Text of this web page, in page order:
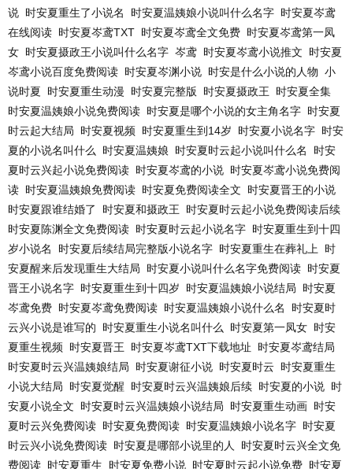
说 时安夏重生了小说名 时安夏温姨娘小说叫什么名字 时安夏岑鸢
在线阅读 时安夏岑鸢TXT 时安夏岑鸢全文免费 时安夏岑鸢第一凤
女 时安夏摄政王小说叫什么名字 岑鸢 时安夏岑鸢小说推文
时安夏
岑鸢小说百度免费阅读 时安夏岑渊小说 时安是什么小说的人物 小
说时夏
时安夏重生动漫 时安夏完整版 时安夏摄政王
时安夏全集
时安夏温姨娘小说免费阅读 时安夏是哪个小说的女主角名字 时安夏
时云起大结局
时安夏视频 时安夏重生到14岁 时安夏小说名字 时安
夏的小说名叫什么
时安夏温姨娘 时安夏时云起小说叫什么名
时安
夏时云兴起小说免费阅读 时安夏岑鸢的小说 时安夏岑鸢小说免费阅
读 时安夏温姨娘免费阅读 时安夏免费阅读全文
时安夏晋王的小说
时安夏跟谁结婚了
时安夏和摄政王
时安夏时云起小说免费阅读后续
时安夏陈渊全文免费阅读 时安夏时云起小说名字 时安夏重生到十四
岁小说名
时安夏后续结局完整版小说名字 时安夏重生在葬礼上
时
安夏醒来后发现重生大结局
时安夏小说叫什么名字免费阅读 时安夏
晋王小说名字 时安夏重生到十四岁 时安夏温姨娘小说结局
时安夏
岑鸢免费 时安夏岑鸢免费阅读 时安夏温姨娘小说什么名
时安夏时
云兴小说是谁写的
时安夏重生小说名叫什么 时安夏第一凤女 时安
夏重生视频 时安夏晋王 时安夏岑鸢TXT下载地址
时安夏岑鸢结局
时安夏时云兴温姨娘结局
时安夏谢征小说 时安夏时云
时安夏重生
小说大结局
时安夏觉醒 时安夏时云兴温姨娘后续 时安夏的小说 时
安夏小说全文
时安夏时云兴温姨娘小说结局 时安夏重生动画 时安
夏时云兴免费阅读 时安夏免费阅读 时安夏温姨娘小说名字 时安夏
时云兴小说免费阅读 时安夏是哪部小说里的人
时安夏时云兴全文免
费阅读 时安夏重生 时安夏免费小说 时安夏时云起小说免费 时安夏